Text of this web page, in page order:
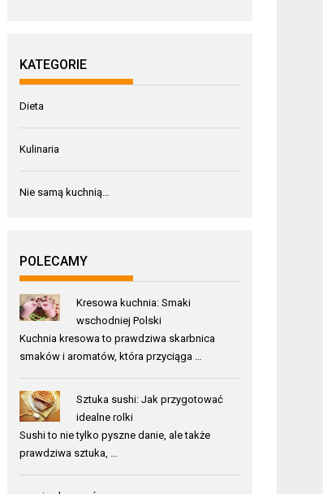
KATEGORIE
Dieta
Kulinaria
Nie samą kuchnią…
POLECAMY
Kresowa kuchnia: Smaki
wschodniej Polski
Kuchnia kresowa to prawdziwa skarbnica
smaków i aromatów, która przyciąga …
Sztuka sushi: Jak przygotować
idealne rolki
Sushi to nie tylko pyszne danie, ale także
prawdziwa sztuka, …